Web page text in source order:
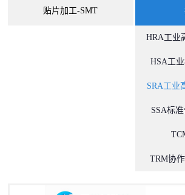
贴片加工-SMT
HRA工业
HSA工
SRA工业
SSA标
TRM协